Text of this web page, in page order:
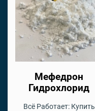
Мефедрон
Гидрохлорид
Всё Работает: Купить